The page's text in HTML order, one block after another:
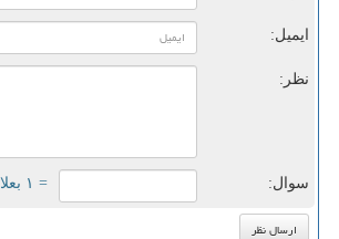
ایمیل:
نظر:
سوال: = ۱ بعلاوه ۳